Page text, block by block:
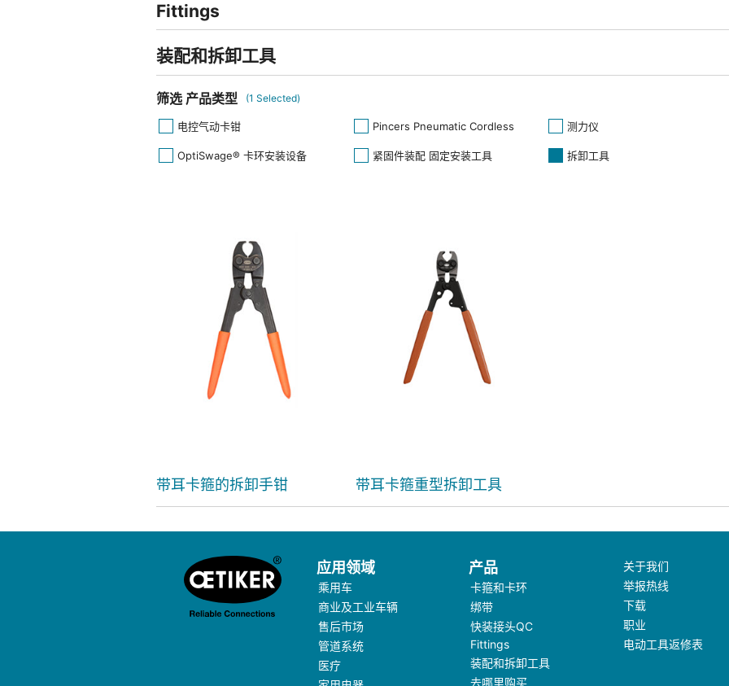
Fittings
装配和拆卸工具
筛选 产品类型 (1 Selected)
电控气动卡钳 Pincers Pneumatic Cordless 测力仪
OptiSwage® 卡环安装设备 紧固件装配 固定安装工具 拆卸工具
带耳卡箍的拆卸手钳 带耳卡箍重型拆卸工具
应用领域
乘用车
商业及工业车辆
售后市场
管道系统
医疗
产品
卡箍和卡环
绑带
快装接头QC
Fittings
装配和拆卸工具
去哪里购买
关于我们
举报热线
下载
职业
电动工具返修表